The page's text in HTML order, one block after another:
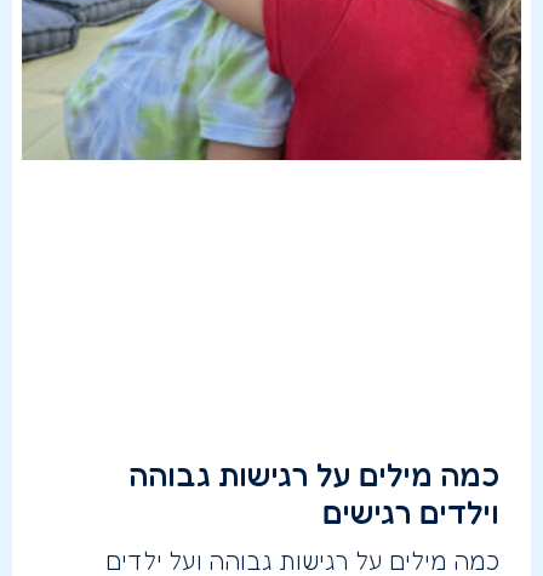
כמה מילים על רגישות גבוהה
וילדים רגישים
כמה מילים על רגישות גבוהה ועל ילדים